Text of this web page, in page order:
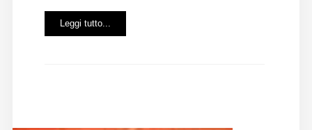
Leggi tutto...